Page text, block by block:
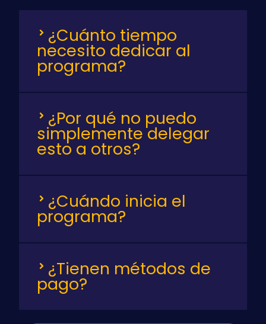
¿Cuánto tiempo
necesito dedicar al
programa?
¿Por qué no puedo
simplemente delegar
esto a otros?
¿Cuándo inicia el
programa?
¿Tienen métodos de
pago?